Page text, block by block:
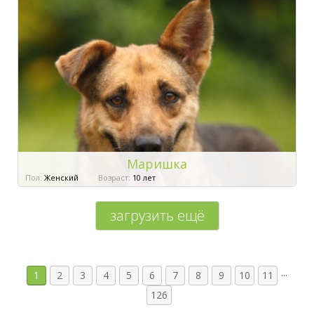
Маришка
Пол: Женский Возраст: 10 лет
загрузить ещё
1 2 3 4 5 6 7 8 9 10 11
...
126